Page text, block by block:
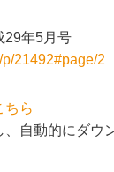
29年5月号
21492#page/2
ちら
自動的にダウ